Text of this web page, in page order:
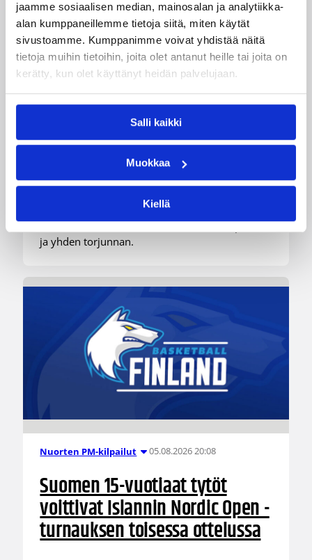
jaamme sosiaalisen median, mainosalan ja analytiikka-
alan kumppaneillemme tietoja siitä, miten käytät
sivustoamme. Kumppanimme voivat yhdistää näitä
tietoja muihin tietoihin, joita olet antanut heille tai joita on
kerätty, kun olet käyttänyt heidän palvelujaan.
Salli kaikki
Muokkaa
Kiellä
Suomalaiset ulkomailla 06.08.2026 09:16
Mystics nousi 20 pisteen takaa
voittoon Wingsiä vastaan –
Kuier viisi pistettä
WNBA:ssa Dallas Wings ehti johtaa peliä jo 20
voittoon 92-96 (59-44). Awak Kuier pelasi
vaihdosta viisi minuuttia tilastoiden viisi pistettä
ja yhden torjunnan.
Nuorten PM-kilpailut 05.08.2026 20:08
Suomen 15-vuotiaat tytöt
voittivat Islannin Nordic Open -
turnauksen toisessa ottelussa